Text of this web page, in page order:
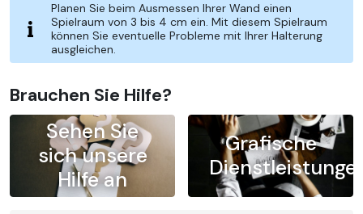
Planen Sie beim Ausmessen Ihrer Wand einen
Spielraum von 3 bis 4 cm ein. Mit diesem Spielraum
können Sie eventuelle Probleme mit Ihrer Halterung
ausgleichen.
Brauchen Sie Hilfe?
Sehen Sie
sich unsere
Hilfe an
Grafische